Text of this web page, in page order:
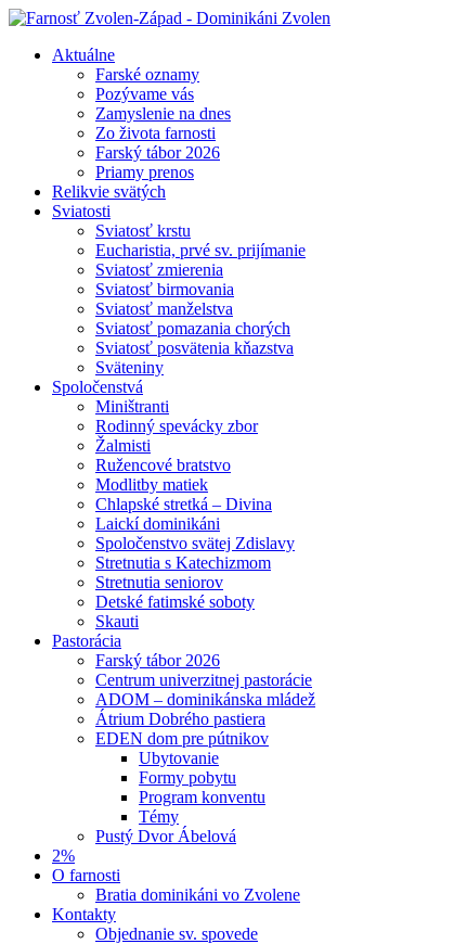
Aktuálne
Farské oznamy
Pozývame vás
Zamyslenie na dnes
Zo života farnosti
Farský tábor 2026
Priamy prenos
Relikvie svätých
Sviatosti
Sviatosť krstu
Eucharistia, prvé sv. prijímanie
Sviatosť zmierenia
Sviatosť birmovania
Sviatosť manželstva
Sviatosť pomazania chorých
Sviatosť posvätenia kňazstva
Sväteniny
Spoločenstvá
Miništranti
Rodinný spevácky zbor
Žalmisti
Ružencové bratstvo
Modlitby matiek
Chlapské stretká – Divina
Laickí dominikáni
Spoločenstvo svätej Zdislavy
Stretnutia s Katechizmom
Stretnutia seniorov
Detské fatimské soboty
Skauti
Pastorácia
Farský tábor 2026
Centrum univerzitnej pastorácie
ADOM – dominikánska mládež
Átrium Dobrého pastiera
EDEN dom pre pútnikov
Ubytovanie
Formy pobytu
Program konventu
Témy
Pustý Dvor Ábelová
2%
O farnosti
Bratia dominikáni vo Zvolene
Kontakty
Objednanie sv. spovede